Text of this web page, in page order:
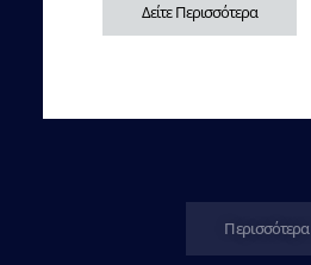
Δείτε Περισσότερα
Περισσότερα